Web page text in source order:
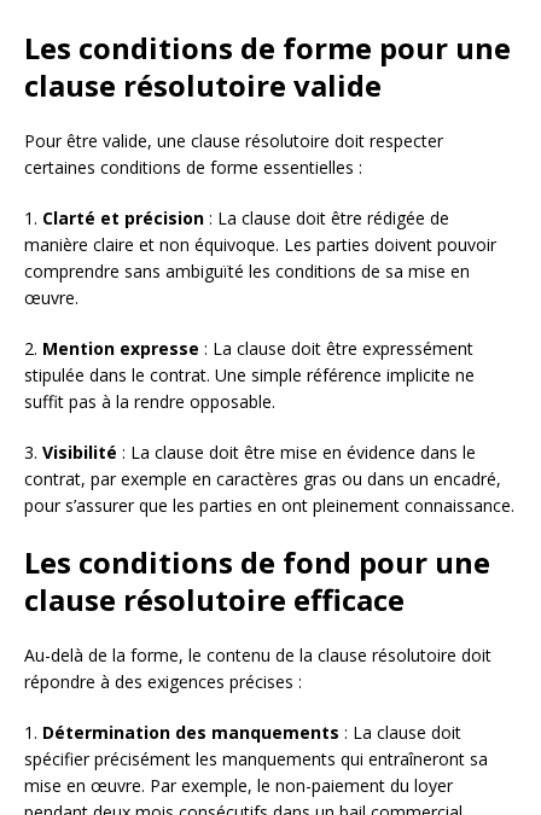
Les conditions de forme pour une
clause résolutoire valide
Pour être valide, une clause résolutoire doit respecter
certaines conditions de forme essentielles :
1. Clarté et précision : La clause doit être rédigée de
manière claire et non équivoque. Les parties doivent pouvoir
comprendre sans ambiguïté les conditions de sa mise en
œuvre.
2. Mention expresse : La clause doit être expressément
stipulée dans le contrat. Une simple référence implicite ne
suffit pas à la rendre opposable.
3. Visibilité : La clause doit être mise en évidence dans le
contrat, par exemple en caractères gras ou dans un encadré,
pour s’assurer que les parties en ont pleinement connaissance.
Les conditions de fond pour une
clause résolutoire efficace
Au-delà de la forme, le contenu de la clause résolutoire doit
répondre à des exigences précises :
1. Détermination des manquements : La clause doit
spécifier précisément les manquements qui entraîneront sa
mise en œuvre. Par exemple, le non-paiement du loyer